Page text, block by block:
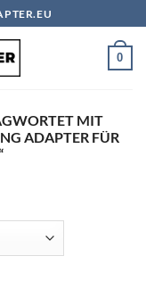
0
MIT
ADAPTER FÜR